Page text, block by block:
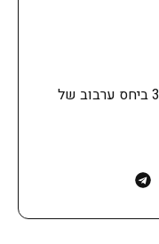
הוראות שימוש: לערבב עם חמצן 3% ביחס ערבוב של